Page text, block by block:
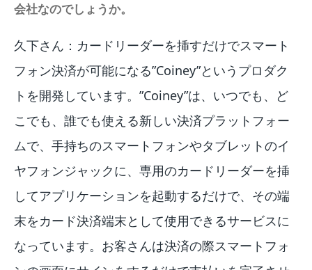
会社なのでしょうか。
久下さん：カードリーダーを挿すだけでスマート
フォン決済が可能になる”Coiney”というプロダク
トを開発しています。”Coiney”は、いつでも、ど
こでも、誰でも使える新しい決済プラットフォー
ムで、手持ちのスマートフォンやタブレットのイ
ヤフォンジャックに、専用のカードリーダーを挿
してアプリケーションを起動するだけで、その端
末をカード決済端末として使用できるサービスに
なっています。お客さんは決済の際スマートフォ